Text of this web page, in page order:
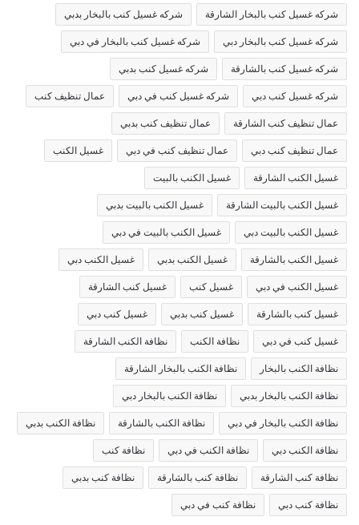
شركه غسيل كنب بالبخار الشارقة شركه غسيل كنب بالبخار بدبي
شركه غسيل كنب بالبخار دبي شركه غسيل كنب بالبخار في دبي
شركه غسيل كنب بالشارقة شركه غسيل كنب بدبي
شركه غسيل كنب دبي شركه غسيل كنب في دبي عمال تنظيف كنب
عمال تنظيف كنب الشارقة عمال تنظيف كنب بدبي
عمال تنظيف كنب دبي عمال تنظيف كنب في دبي غسيل الكنب
غسيل الكنب الشارقة غسيل الكنب بالبيت
غسيل الكنب بالبيت الشارقة غسيل الكنب بالبيت بدبي
غسيل الكنب بالبيت دبي غسيل الكنب بالبيت في دبي
غسيل الكنب بالشارقة غسيل الكنب بدبي غسيل الكنب دبي
غسيل الكنب في دبي غسيل كنب غسيل كنب الشارقة
غسيل كنب بالشارقة غسيل كنب بدبي غسيل كنب دبي
غسيل كنب في دبي نظافة الكنب نظافة الكنب الشارقة
نظافة الكنب بالبخار نظافة الكنب بالبخار الشارقة
نظافة الكنب بالبخار بدبي نظافة الكنب بالبخار دبي
نظافة الكنب بالبخار في دبي نظافة الكنب بالشارقة نظافة الكنب بدبي
نظافة الكنب دبي نظافة الكنب في دبي نظافة كنب
نظافة كنب الشارقة نظافة كنب بالشارقة نظافة كنب بدبي
نظافة كنب دبي نظافة كنب في دبي